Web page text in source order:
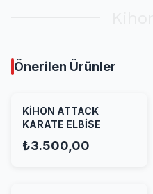
Önerilen Ürünler
KİHON ATTACK
KARATE ELBİSE
₺3.500,00